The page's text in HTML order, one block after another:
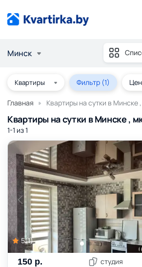
Минск
Фильтр (1)
Главная Квартиры на сутки в
Квартиры на сутки в Минске ,
1-1 из1
5(1)
150 р. студия